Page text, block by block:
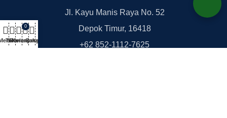
Jl. Kayu Manis Raya No. 52
Depok Timur, 16418
+62 852-1112-7625
Toko
Review
0
Keranjang
Suka